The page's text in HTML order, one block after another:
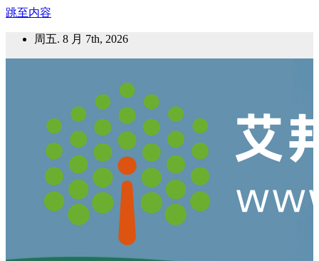
跳至内容
周五. 8 月 7th, 2026